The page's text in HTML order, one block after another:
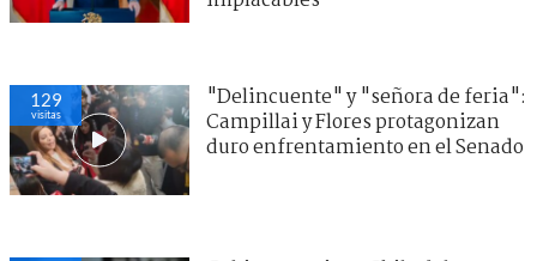
129
visitas
"Delincuente" y "señora de feria":
Campillai y Flores protagonizan
duro enfrentamiento en el Senado